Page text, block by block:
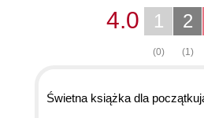
2
(1)
1
(0)
4.0
Świetna książka dla